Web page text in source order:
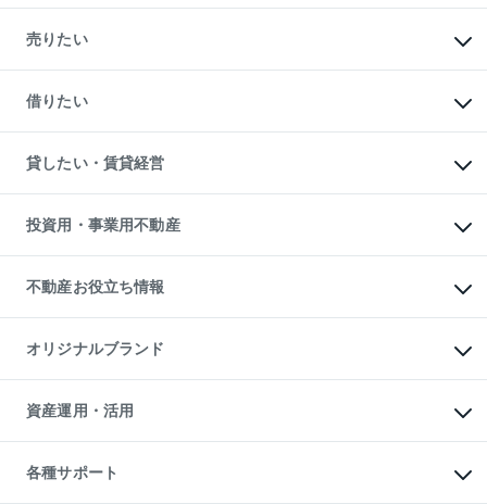
新築・分譲マンションの購入
中古マンションの購入
一戸建ての購入
中古一戸建ての購入
不動産購入の流れ
注目キーワード物件特集
購入ガイド
English 繁体中文簡体中文
売りたい
一戸建ての売却・査定
土地の売却・査定
スピードAI査定
不動産査定について
不動産売却の流れ
不動産買換えの流れ
売却ガイド
借りたい
オフィス・店舗の賃貸
借りるときの流れ
借りるガイド
貸したい・賃貸経営
マンション賃料データ
賃貸管理プラン
リロケーションについて
貸すガイド
投資用・事業用不動産
事業用不動産
マンション投資
投資用マンション
アパート経営
収益物件
ビル購入（ビル一棟）
投資用不動産の売却査定
事業用不動産の売却査定
不動産お役立ち情報
マンションライブラリー
人気マンションランキング
暮らしに役立つ不動産メディア
不動産相場・不動産価格情報
不動産コラム・ニュース
不動産用語集
不動産なんでもネット相談室
住まいの税金
オリジナルブランド
一棟リノベーションマンション
L`GENTE（ルジェンテ）
区分リノベーションマンション
投資用一棟レジデンスWELL
資産運用・活用
不動産M&A
アセットマネジメント・出資
各種サポート